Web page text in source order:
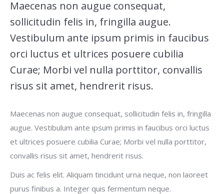
Maecenas non augue consequat,
sollicitudin felis in, fringilla augue.
Vestibulum ante ipsum primis in faucibus
orci luctus et ultrices posuere cubilia
Curae; Morbi vel nulla porttitor, convallis
risus sit amet, hendrerit risus.
Maecenas non augue consequat, sollicitudin felis in, fringilla
augue. Vestibulum ante ipsum primis in faucibus orci luctus
et ultrices posuere cubilia Curae; Morbi vel nulla porttitor,
convallis risus sit amet, hendrerit risus.
Duis ac felis elit. Aliquam tincidunt urna neque, non laoreet
purus finibus a. Integer quis fermentum neque.